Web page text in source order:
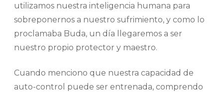
utilizamos nuestra inteligencia humana para
sobreponernos a nuestro sufrimiento, y como lo
proclamaba Buda, un día llegaremos a ser
nuestro propio protector y maestro.
Cuando menciono que nuestra capacidad de
auto-control puede ser entrenada, comprendo